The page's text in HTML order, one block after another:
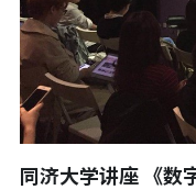
同济大学讲座 《数